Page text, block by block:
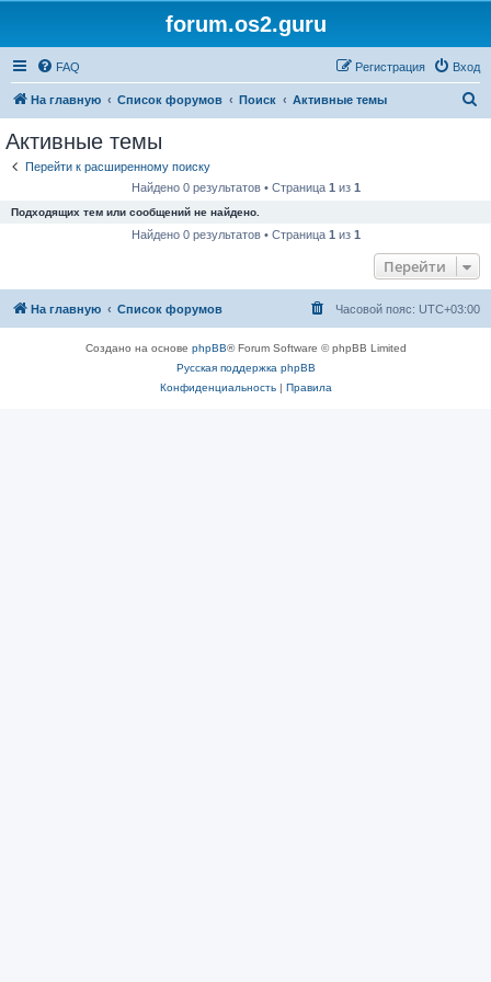
forum.os2.guru
FAQ Вход
Регистрация
На главную Список форумов Поиск Активные темы
Активные темы
Перейти к расширенному поиску
Найдено 0 результатов • Страница 1 из 1
Подходящих тем или сообщений не найдено.
Найдено 0 результатов • Страница 1 из 1
Перейти
На главную Список форумов Часовой пояс: UTC+03:00
Создано на основе phpBB® Forum Software © phpBB Limited
Русская поддержка phpBB
Конфиденциальность| Правила